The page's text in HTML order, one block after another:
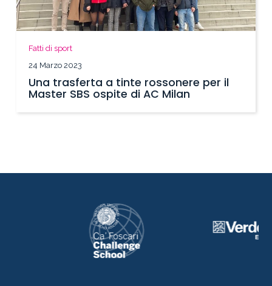
Fatti di sport
24 Marzo 2023
Una trasferta a tinte rossonere per il
Master SBS ospite di AC Milan